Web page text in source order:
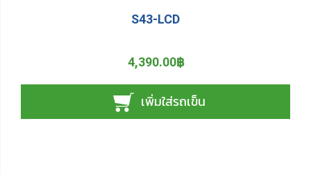
S43-LCD
4,390.00฿
เพิ่มใส่รถเข็น